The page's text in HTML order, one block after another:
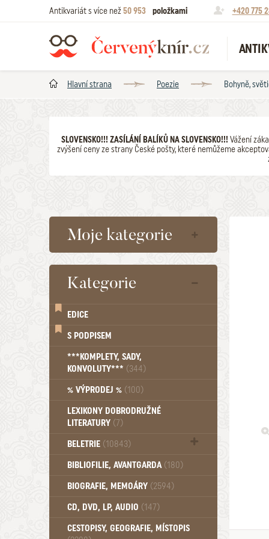
Antikvariát s více než50 953 položkami +420 775
Hlavní strana Poezie Bohyně,
SLOVENSKO!!! ZASÍLÁNÍ BALÍKŮ NA SLOVENSKO!!! Vážení
zvýšení ceny ze strany České pošty, které nemůžeme
Moje kategorie
Kategorie
EDICE
S PODPISEM
***KOMPLETY, SADY,
KONVOLUTY*** (344)
% VÝPRODEJ % (100)
LEXIKONY DOBRODRUŽNÉ
LITERATURY (7)
BELETRIE (10843)
Beletrie - Historická (1388)
Beletrie - Povídky (1758)
Beletrie - Válečné romány (489)
Beletrie - Ženské a dívčí romány
BIBLIOFILIE, AVANTGARDA (180)
BIOGRAFIE, MEMOÁRY (2594)
CD, DVD, LP, AUDIO (147)
CESTOPISY, GEOGRAFIE, MÍSTOPIS